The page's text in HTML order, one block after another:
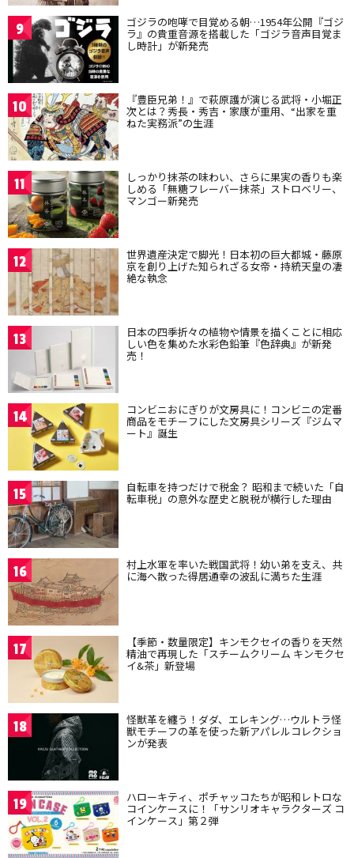
9 ゴジラの咆哮で目覚める朝…1954年公開『ゴジ
ラ』の貴重音源を搭載した「ゴジラ音声目覚ま
し時計」が新発売
10 『豊臣兄弟！』で萩原護が演じる武将・小堀正
次とは？秀長・秀吉・家康が重用、“出家を重
ねた実務派”の生涯
11 しっかり抹茶の味わい、さらに果実の香りも楽
しめる「無糖フレーバー抹茶」ストロベリー、
マンゴー新発売
12 世界遺産決定で脚光！日本初の巨大都城・藤原
京を創り上げた知られざる女帝・持統天皇の凄
絶な執念
13 日本の四季折々の植物や情景を描くことに相応
しい色を集めた水彩色鉛筆『色辞典』が新発
売！
14 コンビニおにぎりが文房具に！コンビニの定番
商品をモチーフにした文房具シリーズ『ジムマ
ート』誕生
15 自転車を持つだけで税金？ 昭和まで続いた「自
転車税」の意外な歴史と脱税が横行した理由
16 村上水軍を率いた戦国武将！幼い弟を支え、共
に海へ散った得居通幸の波乱に満ちた生涯
17 【季節・数量限定】キンモクセイの香りを天然
精油で再現した「スチームクリーム キンモクセ
イ&茶」新登場
18 怪獣革を纏う！ダダ、エレキング…ウルトラ怪
獣モチーフの革を使った新アパレルコレクショ
ンが発表
19 ハローキティ、ポチャッコたちが昭和レトロな
コインケースに！「サンリオキャラクターズ コ
インケース」第２弾